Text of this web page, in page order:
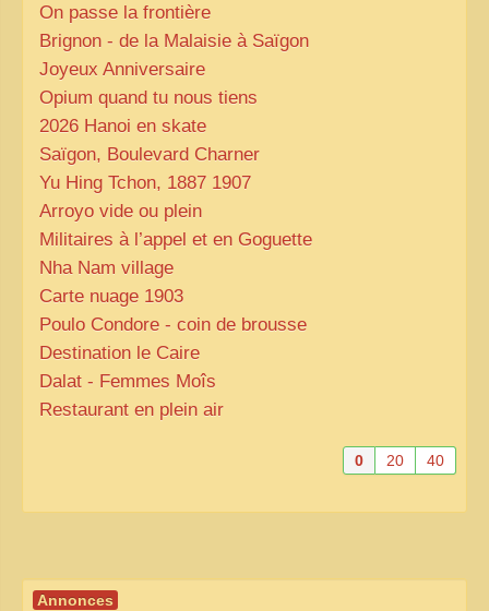
On passe la frontière
Brignon - de la Malaisie à Saïgon
Joyeux Anniversaire
Opium quand tu nous tiens
2026 Hanoi en skate
Saïgon, Boulevard Charner
Yu Hing Tchon, 1887 1907
Arroyo vide ou plein
Militaires à l’appel et en Goguette
Nha Nam village
Carte nuage 1903
Poulo Condore - coin de brousse
Destination le Caire
Dalat - Femmes Moîs
Restaurant en plein air
0 20 40
Annonces